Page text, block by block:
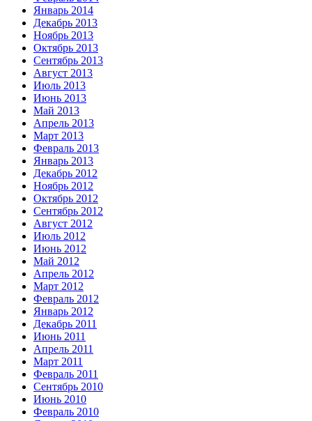
Январь 2014
Декабрь 2013
Ноябрь 2013
Октябрь 2013
Сентябрь 2013
Август 2013
Июль 2013
Июнь 2013
Май 2013
Апрель 2013
Март 2013
Февраль 2013
Январь 2013
Декабрь 2012
Ноябрь 2012
Октябрь 2012
Сентябрь 2012
Август 2012
Июль 2012
Июнь 2012
Май 2012
Апрель 2012
Март 2012
Февраль 2012
Январь 2012
Декабрь 2011
Июнь 2011
Апрель 2011
Март 2011
Февраль 2011
Сентябрь 2010
Июнь 2010
Февраль 2010